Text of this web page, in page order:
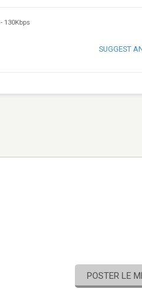
130Kbps
SUGGEST
POSTER LE